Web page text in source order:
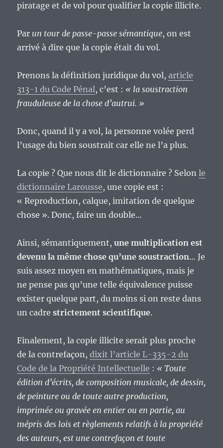
piratage et de vol pour qualifier la copie illicite.
Par un tour de passe-passe sémantique, on est
arrivé à dire que la copie était du vol.
Prenons la définition juridique du vol,article
313-1 du Code Pénal, c’est : « la soustraction
frauduleuse de la chose d’autrui. »
Donc, quand il y a vol, la personne volée perd
l’usage du bien soustrait car elle ne l’a plus.
La copie ? Que nous dit le dictionnaire ? Selonle
dictionnaire Larousse, une copie est :
« Reproduction, calque, imitation de quelque
chose ». Donc, faire un double…
Ainsi, sémantiquement,une multiplication est
devenu la même chose qu’une soustraction… Je
suis assez moyen en mathématiques, mais je
ne pense pas qu’une telle équivalence puisse
exister quelque part, du moins si on reste dans
un cadrestrictement scientifique.
Finalement, la copie illicite serait plus proche
de la contrefaçon,dixit l’article L-335-2 du
Code de la Propriété Intellectuelle : « Toute
édition d’écrits, de composition musicale, de dessin,
de peinture ou de toute autre production,
imprimée ou gravée en entier ou en partie, au
mépris des lois et règlements relatifs à la propriété
des auteurs, est une contrefaçon et toute